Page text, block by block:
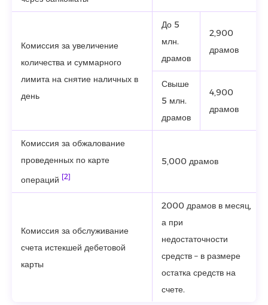
Комиссия за увеличение
количества и суммарного
лимита на снятие наличных в
день
До 5
млн.
драмов
2,900
драмов
Свыше
5 млн.
драмов
4,900
драмов
Комиссия за обжалование
проведенных по карте
операций [2]
5,000 драмов
Комиссия за обслуживание
счета истекшей дебетовой
карты
2000 драмов в месяц,
а при
недостаточности
средств – в размере
остатка средств на
счете.